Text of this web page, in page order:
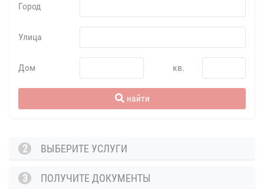
Город
Улица
Дом кв.
найти
2 ВЫБЕРИТЕ УСЛУГИ
3 ПОЛУЧИТЕ ДОКУМЕНТЫ